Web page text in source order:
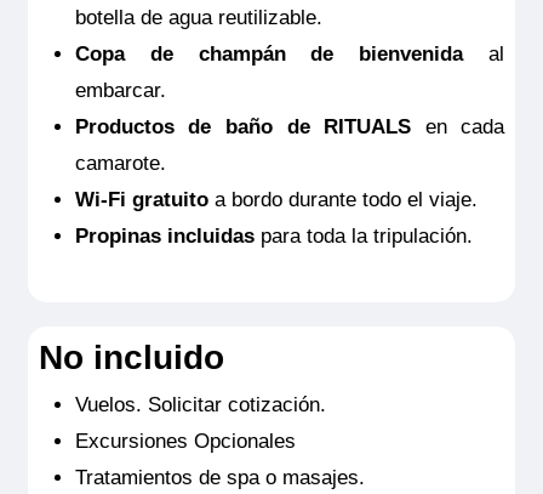
botella de agua reutilizable.
Copa de champán de bienvenidaal
embarcar.
Productos de baño de RITUALS en cada
camarote.
Wi-Fi gratuitoa bordo durante todo el viaje.
Propinas incluidaspara toda la tripulación.
No incluido
Vuelos. Solicitar cotización.
Excursiones Opcionales
Tratamientos de spa o masajes.